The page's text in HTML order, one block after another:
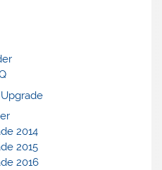
2014
2015
2016